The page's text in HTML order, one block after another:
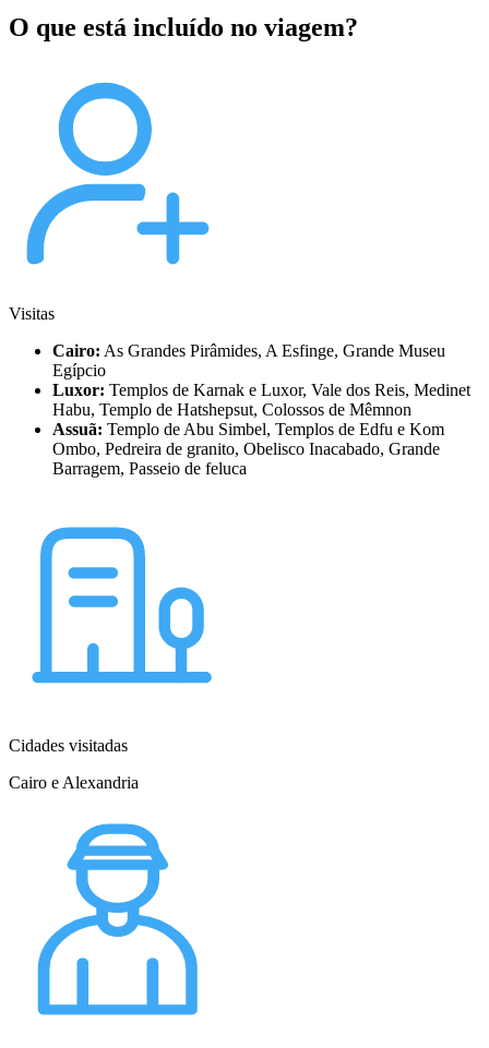
O que está incluído no viagem?
Visitas
Cairo: As Grandes Pirâmides, A Esfinge, Grande Museu
Egípcio
Luxor: Templos de Karnak e Luxor, Vale dos Reis, Medinet
Habu, Templo de Hatshepsut, Colossos de Mêmnon
Assuã: Templo de Abu Simbel, Templos de Edfu e Kom
Ombo, Pedreira de granito, Obelisco Inacabado, Grande
Barragem, Passeio de feluca
Cidades visitadas
Cairo e Alexandria